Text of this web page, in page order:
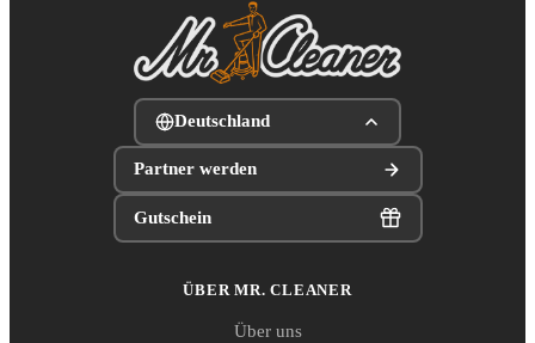
Deutschland
Partner werden
Gutschein
ÜBER MR. CLEANER
Über uns